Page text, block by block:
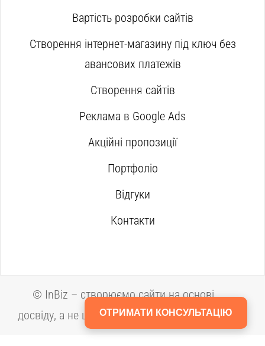
Вартість розробки сайтів
Створення інтернет-магазину під ключ без
авансових платежів
Створення сайтів
Реклама в Google Ads
Акційні пропозиції
Портфоліо
Відгуки
Контакти
ОТРИМАТИ КОНСУЛЬТАЦІЮ
© InBiz – створюємо сайти на основі
досвіду, а не шаблонів